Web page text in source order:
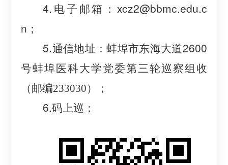
4.电子邮箱：xcz2@bbmc.edu.c
n ；
5.通信地址：蚌埠市东海大道2600
号蚌埠医科大学党委第三轮巡察组收
（邮编233030）
；
6.码上巡：